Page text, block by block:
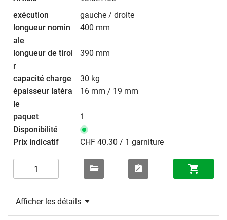
gauche / droite
400 mm
390 mm
30 kg
16 mm / 19 mm
1
CHF 40.30 / 1 garniture
Afficher les détails